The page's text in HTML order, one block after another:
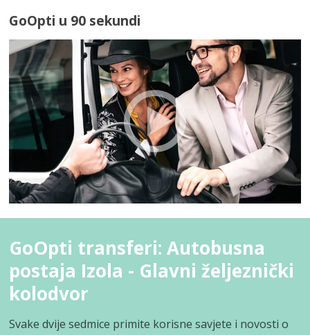
GoOpti u 90 sekundi
GoOpti transferi: Autobusna
postaja Izola - Glavni željeznički
kolodvor
Svake dvije sedmice primite korisne savjete i novosti o